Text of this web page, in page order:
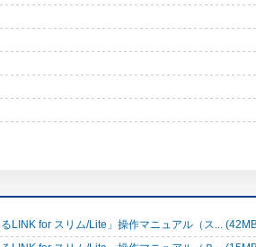
LINK for スリム/Lite」操作マニュアル（ス...